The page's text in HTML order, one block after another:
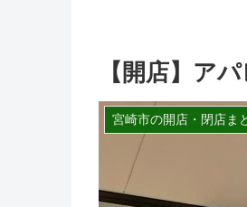
【開店】ア
宮崎市の開店・閉店ま